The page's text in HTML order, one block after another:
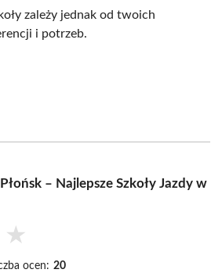
zależy jednak od twoich
i potrzeb.
– Najlepsze Szkoły Jazdy w
★
ocen: 20